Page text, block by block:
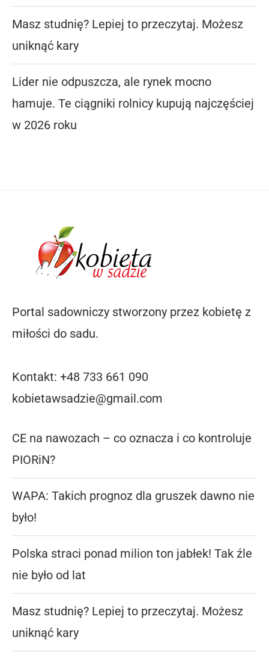
Masz studnię? Lepiej to przeczytaj. Możesz
uniknąć kary
Lider nie odpuszcza, ale rynek mocno
hamuje. Te ciągniki rolnicy kupują najczęściej
w 2026 roku
Portal sadowniczy stworzony przez kobietę z
miłości do sadu.
Kontakt: +48 733 661 090
kobietawsadzie@gmail.com
CE na nawozach – co oznacza i co kontroluje
PIORiN?
WAPA: Takich prognoz dla gruszek dawno nie
było!
Polska straci ponad milion ton jabłek! Tak źle
nie było od lat
Masz studnię? Lepiej to przeczytaj. Możesz
uniknąć kary